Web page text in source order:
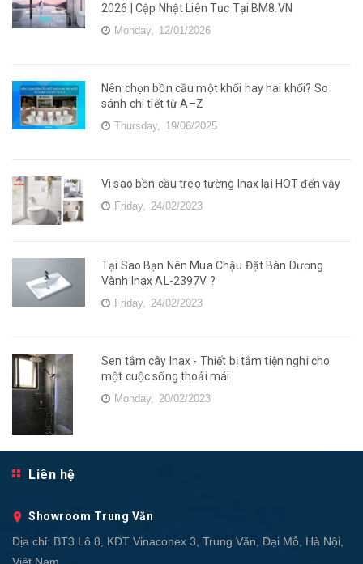
2026 | Cập Nhật Liên Tục Tại BM8.VN
Monday, 12/01/2026
Nên chọn bồn cầu một khối hay hai khối? So
sánh chi tiết từ A–Z
Thursday, 19/06/2025
Vì sao bồn cầu treo tường Inax lại HOT đến vậy
Friday, 24/02/2023
Tại Sao Bạn Nên Mua Chậu Đặt Bàn Dương
Vành Inax AL-2397V ?
Friday, 24/02/2023
Sen tắm cây Inax - Thiết bị tắm tiện nghi cho
một cuộc sống thoải mái
Monday, 20/02/2023
Liên hệ
Showroom Trung Văn
Địa chỉ: BT3 Lô 8, KĐT Vinaconex 3, Trung Văn, Đại Mỗ, Hà Nội,